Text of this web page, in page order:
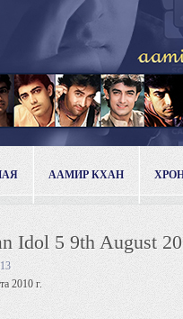
ААМИР КХАН
Idol 5 9th August
2010 г.